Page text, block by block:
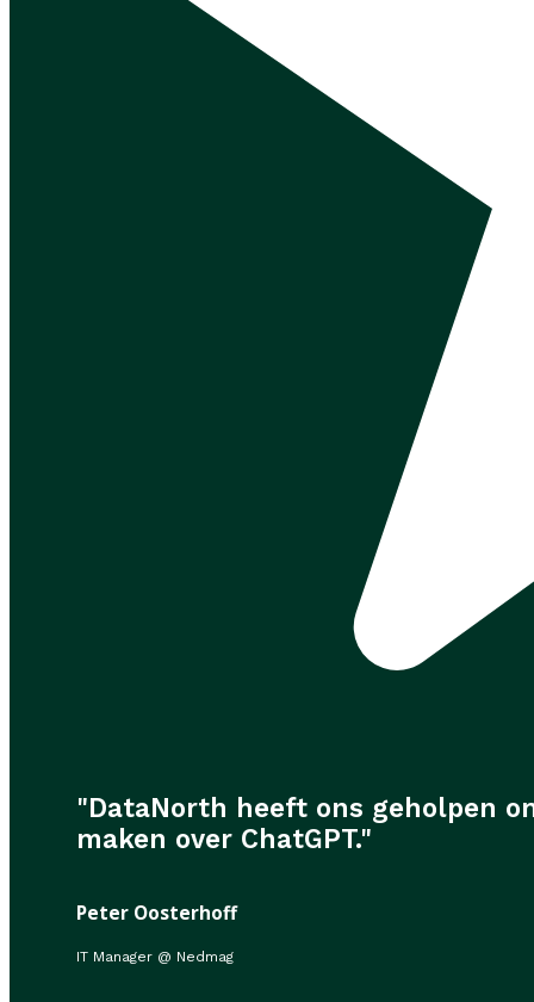
"DataNorth heeft ons geholpen
maken over ChatGPT."
Peter Oosterhoff
IT Manager @ Nedmag